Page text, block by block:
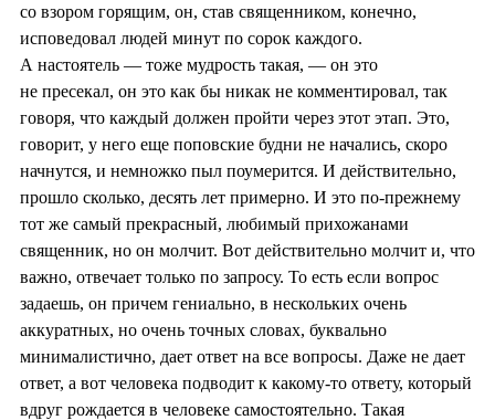
со взором горящим, он, став священником, конечно,
исповедовал людей минут по сорок каждого.
А настоятель — тоже мудрость такая, — он это
не пресекал, он это как бы никак не комментировал, так
говоря, что каждый должен пройти через этот этап. Это,
говорит, у него еще поповские будни не начались, скоро
начнутся, и немножко пыл поумерится. И действительно,
прошло сколько, десять лет примерно. И это по-прежнему
тот же самый прекрасный, любимый прихожанами
священник, но он молчит. Вот действительно молчит и, что
важно, отвечает только по запросу. То есть если вопрос
задаешь, он причем гениально, в нескольких очень
аккуратных, но очень точных словах, буквально
минималистично, дает ответ на все вопросы. Даже не дает
ответ, а вот человека подводит к какому-то ответу, который
вдруг рождается в человеке самостоятельно. Такая